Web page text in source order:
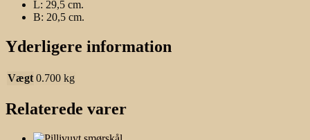
L: 29,5 cm.
B: 20,5 cm.
Yderligere information
Vægt 0.700 kg
Relaterede varer